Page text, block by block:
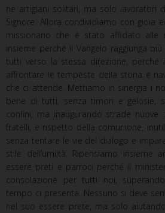
ne artigiani solitari, ma solo lavoratori
Signore. Allora condividiamo con gioia
missionario che è stato affidato alle
insieme perché il Vangelo raggiunga
tutti verso la stessa direzione, perché
affrontare le tempeste della storia e
che ci attende. Mettiamo in sinergia i
bene di tutti, senza timori e gelosie,
confini, ma inaugurando strade
fratelli, e rispetto della comunione,
senza tentare le vie del dialogo e
stile dell’umiltà. Ripensiamo
essere preti e parroci perché il
consolazione per tutti noi,
tempo ci presenta. Nessuno si deve
nel suo essere prete, ma solo